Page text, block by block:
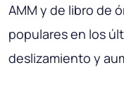
AMM y de libro de
populares en los
deslizamiento y